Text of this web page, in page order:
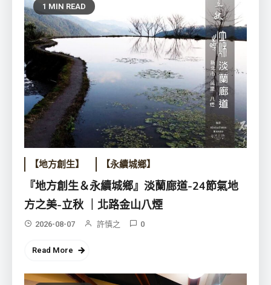
1 MIN READ
【地方創生】 【永續城鄉】
『地方創生＆永續城鄉』淡蘭廊道-24節氣地
方之美-立秋 ｜北路金山八煙
2026-08-07 許慎之 0
Read More